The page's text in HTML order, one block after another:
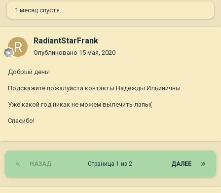
1 месяц спустя...
RadiantStarFrank
Опубликовано 15 мая, 2020
Добрый день!
Подскажите пожалуйста контакты Надежды Ильиничны.
Уже какой год никак не можем вылечить лапы(
Спасибо!
НАЗАД ДАЛЕЕ
Страница 1 из 2